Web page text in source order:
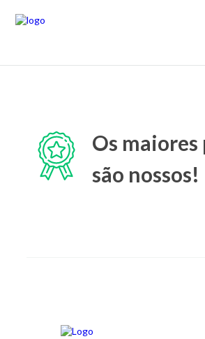
Os
são nossos!